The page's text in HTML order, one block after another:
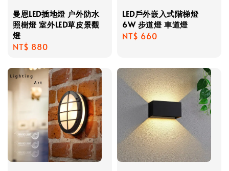
曼恩LED插地燈 户外防水
照樹燈 室外LED草皮景觀
燈
Regular
NT$ 880
LED戶外嵌入式階梯燈
6W 步道燈 車道燈
Regular
NT$ 660